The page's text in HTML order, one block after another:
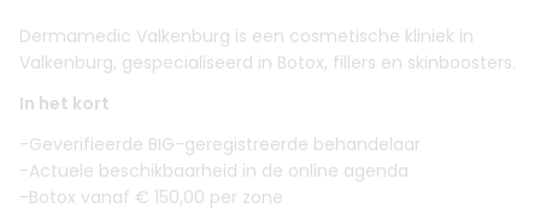
Dermamedic Valkenburg is een cosmetische kliniek in
Valkenburg, gespecialiseerd in Botox, fillers en skinboosters.
In het kort
-Geverifieerde BIG-geregistreerde behandelaar
-Actuele beschikbaarheid in de online agenda
-Botox vanaf € 150,00 per zone